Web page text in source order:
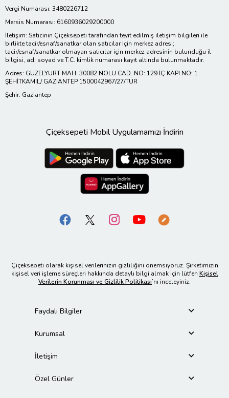
Vergi Numarası: 3480226712
Mersis Numarası: 6160936029200000
İletişim: Satıcının Çiçeksepeti tarafından teyit edilmiş iletişim bilgileri ile
birlikte tacir/esnaf/sanatkar olan satıcılar için merkez adresi;
tacir/esnaf/sanatkar olmayan satıcılar için merkez adresinin bulunduğu il
bilgisi, ad, soyad ve T.C. kimlik numarası kayıt altında bulunmaktadır.
Adres: GÜZELYURT MAH. 30082 NOLU CAD. NO: 129 İÇ KAPI NO: 1
ŞEHİTKAMİL/ GAZİANTEP 1500042967/27/TUR
Şehir: Gaziantep
Çiçeksepeti Mobil Uygulamamızı İndirin
Çiçeksepeti olarak kişisel verilerinizin gizliliğini önemsiyoruz. Şirketimizin
kişisel veri işleme süreçleri hakkında detaylı bilgi almak için lütfen Kişisel
Verilerin Korunması ve Gizlilik Politikası’nı inceleyiniz.
Faydalı Bilgiler
Kurumsal
İletişim
Özel Günler